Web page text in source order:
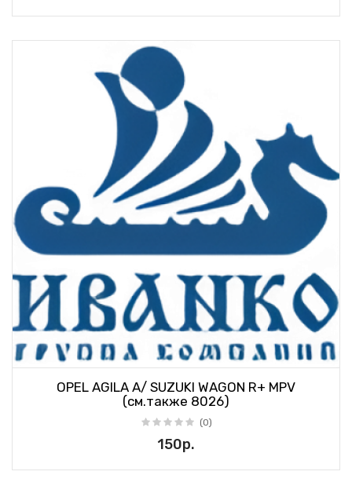
OPEL AGILA A/ SUZUKI WAGON R+ MPV
(см.также 8026)
(0)
150р.